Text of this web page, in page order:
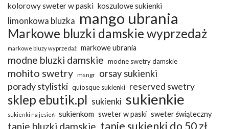
kolorowy sweter w paski koszulowe sukienki
limonkowa bluzka mango ubrania
Markowe bluzki damskie wyprzedaż
markowe bluzy wyprzedaż markowe ubrania
modne bluzki damskie modne swetry damskie
mohito swetry msngr orsay sukienki
porady stylistki quiosque sukienki reserved swetry
sklep ebutik.pl sukienki sukienkie
sukienki na jesień sukienkom sweter w paski sweter świąteczny
tanie bluzki damskie tanie sukienki do 50 zł